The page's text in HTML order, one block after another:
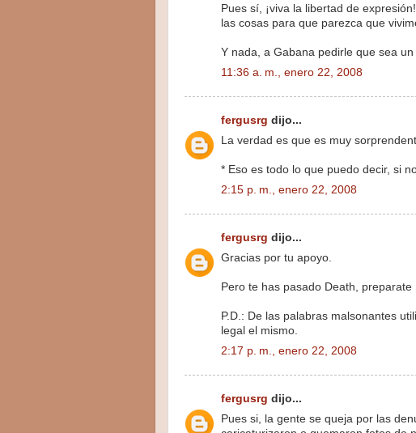
Pues sí, ¡viva la libertad de
las cosas para que parezca que
Y nada, a Gabana pedirle que sea
11:36 a. m., enero 22, 2008
fergusrg dijo...
La verdad es que es muy
* Eso es todo lo que puedo decir, si
2:15 p. m., enero 22, 2008
fergusrg dijo...
Gracias por tu apoyo.
Pero te has pasado Death,
P.D.: De las palabras malsonantes
legal el mismo.
2:17 p. m., enero 22, 2008
fergusrg dijo...
Pues si, la gente se queja por las